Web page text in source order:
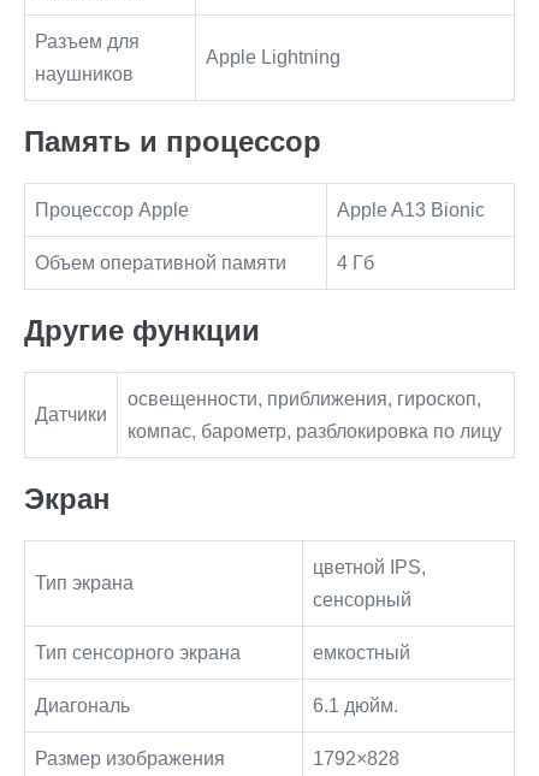
Разъем для
наушников
Apple Lightning
Память и процессор
Процессор Apple Apple A13 Bionic
Объем оперативной памяти 4 Гб
Другие функции
Датчики
освещенности, приближения, гироскоп,
компас, барометр, разблокировка по лицу
Экран
Тип экрана
цветной IPS,
сенсорный
Тип сенсорного экрана емкостный
Диагональ 6.1 дюйм.
Размер изображения 1792×828